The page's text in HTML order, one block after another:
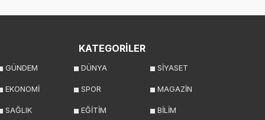
KATEGORİLER
GÜNDEM DÜNYA SİYASET
EKONOMİ SPOR MAGAZİN
SAĞLIK EĞİTİM BİLİM